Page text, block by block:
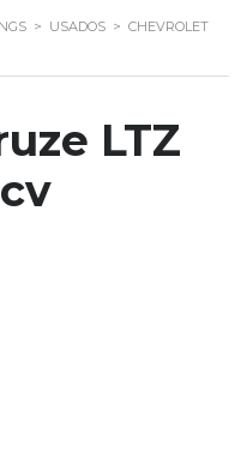
> USADOS > CHEVROLET
LTZ